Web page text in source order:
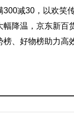
减30，以欢笑
降温，京东新百
、好物榜助力高